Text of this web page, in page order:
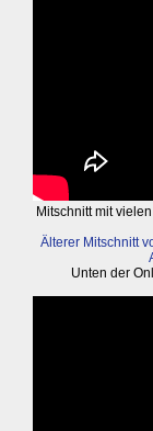
Mitschnitt mit
Älterer Mitschnitt
Unten der